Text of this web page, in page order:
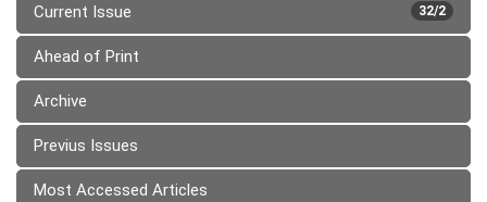
32/2
Current Issue
Ahead of Print
Archive
Previus Issues
Most Accessed Articles